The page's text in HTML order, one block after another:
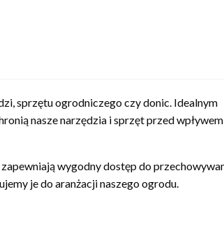
sprzętu ogrodniczego czy donic. Idealnym
nasze narzędzia i sprzęt przed
wygodny dostęp do
je do aranżacji naszego ogrodu.